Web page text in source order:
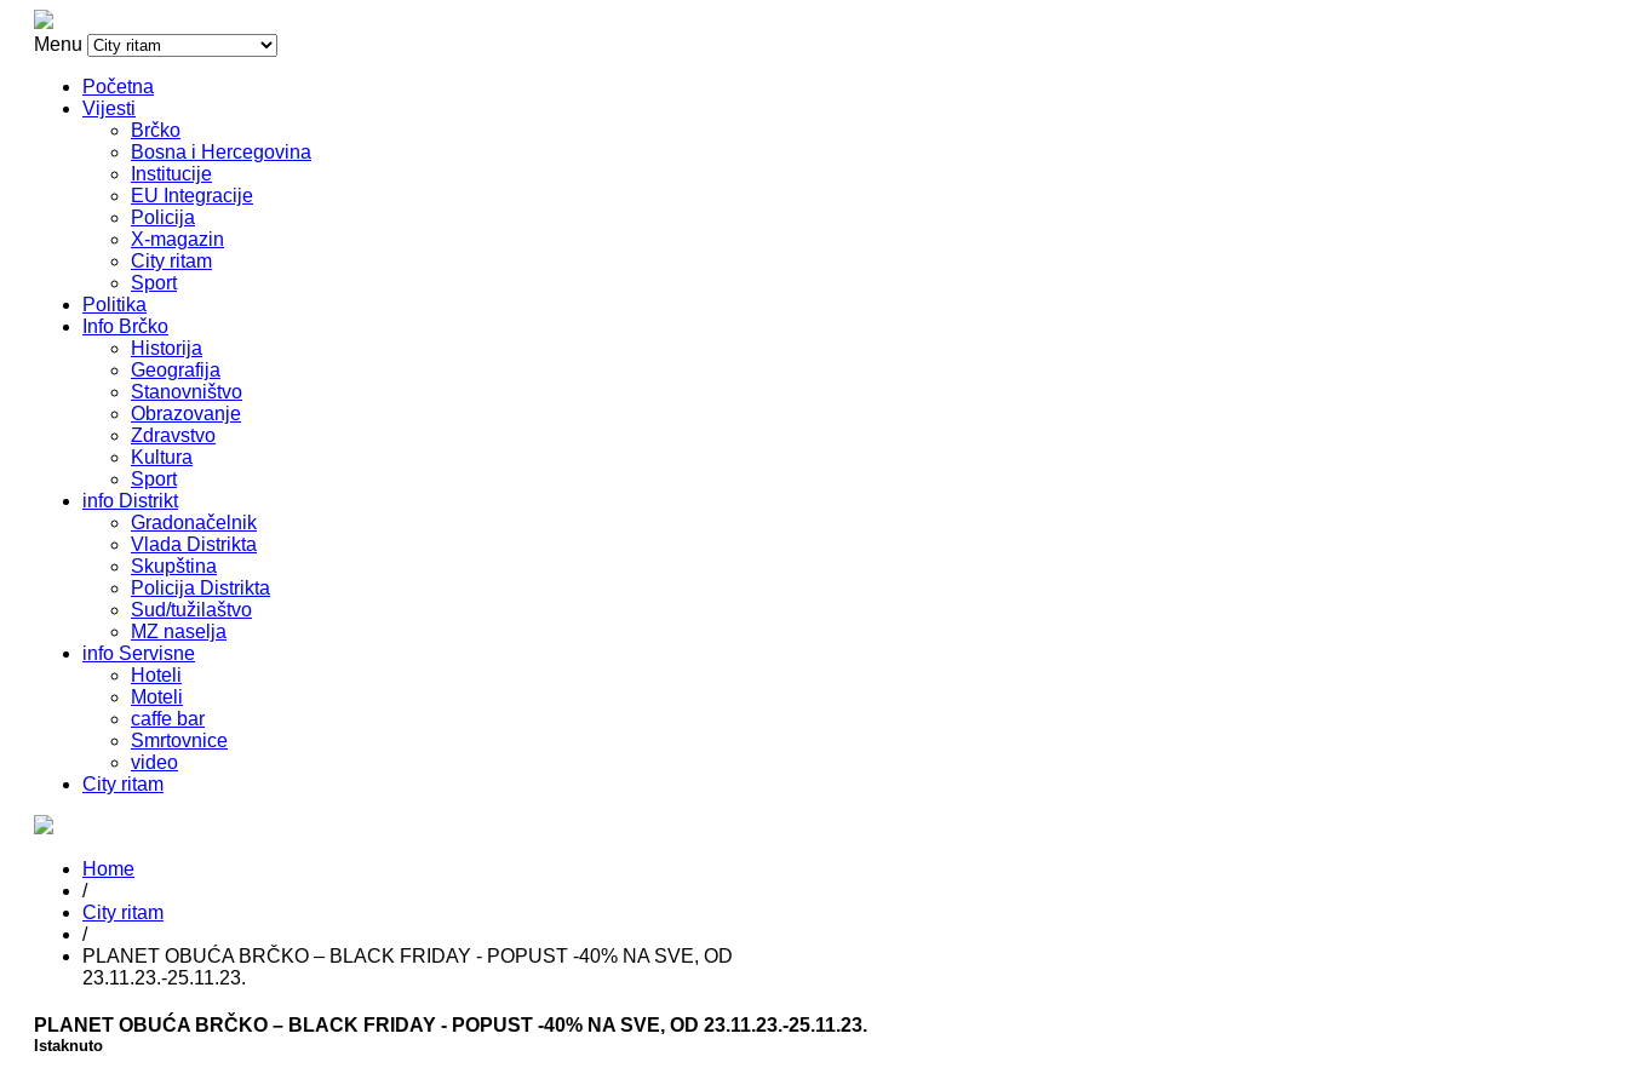
Menu
Početna
Vijesti
Brčko
Bosna i Hercegovina
Institucije
EU Integracije
Policija
X-magazin
City ritam
Sport
Politika
Info Brčko
Historija
Geografija
Stanovništvo
Obrazovanje
Zdravstvo
Kultura
Sport
info Distrikt
Gradonačelnik
Vlada Distrikta
Skupština
Policija Distrikta
Sud/tužilaštvo
MZ naselja
info Servisne
Hoteli
Moteli
caffe bar
Smrtovnice
video
City ritam
Home
/
City ritam
/
PLANET OBUĆA BRČKO – BLACK FRIDAY - POPUST -40% NA SVE, OD
23.11.23.-25.11.23.
PLANET OBUĆA BRČKO – BLACK FRIDAY - POPUST -40% NA SVE, OD 23.11.23.-25.11.23.
Istaknuto